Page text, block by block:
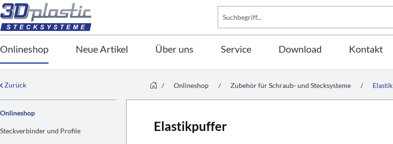
Onlineshop Neue Artikel Über uns Service Download Kontakt
Zurück / Onlineshop / Zubehör für Schraub- und Stecksysteme /
Onlineshop
Steckverbinder und Profile Elastikpuffer